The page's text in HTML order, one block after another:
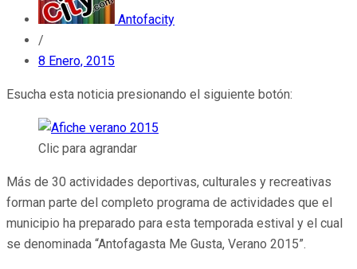
Antofacity
/
8 Enero, 2015
Esucha esta noticia presionando el siguiente botón:
Clic para agrandar
Más de 30 actividades deportivas, culturales y recreativas
forman parte del completo programa de actividades que el
municipio ha preparado para esta temporada estival y el cual
se denominada “Antofagasta Me Gusta, Verano 2015”.